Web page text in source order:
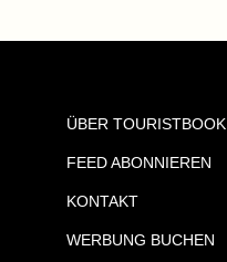
ÜBER TOURISTBOOK
FEED ABONNIEREN
KONTAKT
WERBUNG BUCHEN